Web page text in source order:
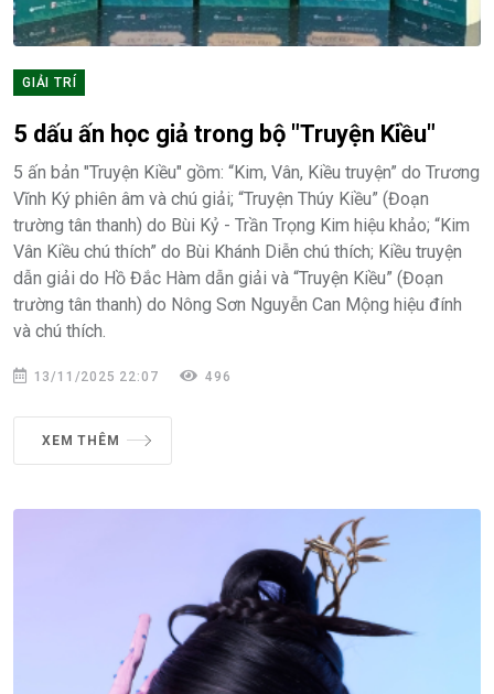
GIẢI TRÍ
5 dấu ấn học giả trong bộ "Truyện Kiều"
5 ấn bản "Truyện Kiều" gồm: “Kim, Vân, Kiều truyện” do Trương
Vĩnh Ký phiên âm và chú giải; “Truyện Thúy Kiều” (Đoạn
trường tân thanh) do Bùi Kỷ - Trần Trọng Kim hiệu khảo; “Kim
Vân Kiều chú thích” do Bùi Khánh Diễn chú thích; Kiều truyện
dẫn giải do Hồ Đắc Hàm dẫn giải và “Truyện Kiều” (Đoạn
trường tân thanh) do Nông Sơn Nguyễn Can Mộng hiệu đính
và chú thích.
13/11/2025 22:07 496
XEM THÊM